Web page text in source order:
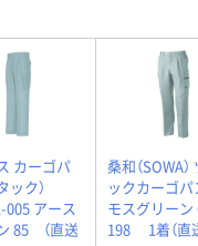
カーゴパ
ック）
005 アース
85 （直送
桑和（SOWA
ックカーゴパ
モスグリーン
198 1着（直